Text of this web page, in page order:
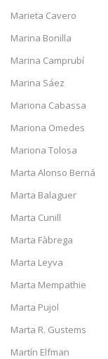
Marieta Cavero
Marina Bonilla
Marina Camprubí
Marina Sáez
Mariona Cabassa
Mariona Omedes
Mariona Tolosa
Marta Alonso Berná
Marta Balaguer
Marta Cunill
Marta Fàbrega
Marta Leyva
Marta Mempathie
Marta Pujol
Marta R. Gustems
Martín Elfman